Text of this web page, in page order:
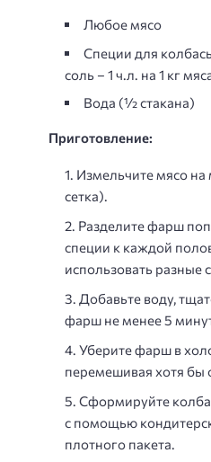
Любое мясо
Специи для
соль – 1 ч.л. на 1 кг
Вода (½ стакана)
Приготовление:
Измельчите мясо
сетка).
Разделите фарш
специи к каждой
использовать разные
Добавьте воду,
фарш не менее 5
Уберите фарш в
перемешивая хотя бы
Сформируйте
с помощью
плотного пакета.